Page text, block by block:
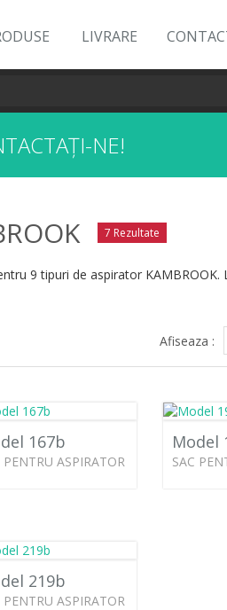
LIVRARE
NE!
7 Rezultate
9 tipuri de aspirator KAMBROOK.
Afiseaza :
167b
PENTRU ASPIRATOR
Model
SAC
219b
PENTRU ASPIRATOR